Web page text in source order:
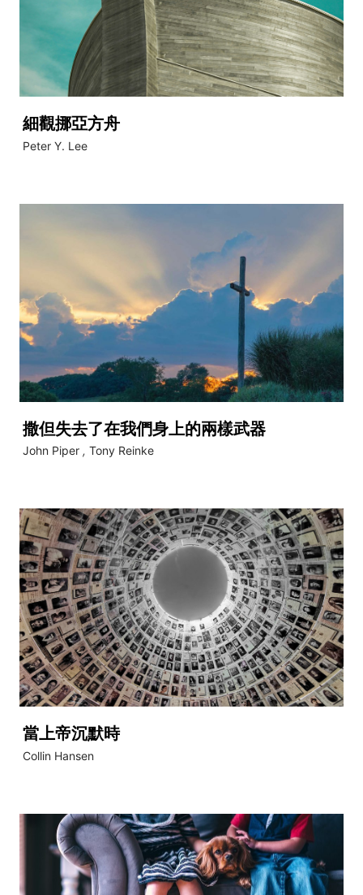
細觀挪亞方舟
Peter Y. Lee
撒但失去了在我們身上的兩樣武器
John Piper , Tony Reinke
當上帝沉默時
Collin Hansen